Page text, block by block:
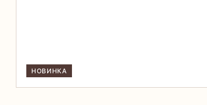
НОВИНКА